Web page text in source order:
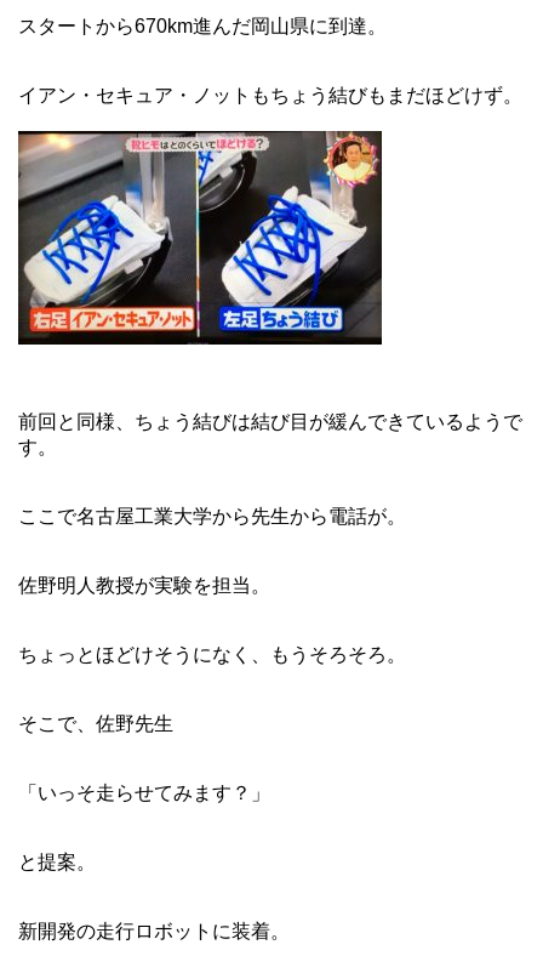
スタートから670km進んだ岡山県に到達。
イアン・セキュア・ノットもちょう結びもまだほどけず。
前回と同様、ちょう結びは結び目が緩んできているようで
す。
ここで名古屋工業大学から先生から電話が。
佐野明人教授が実験を担当。
ちょっとほどけそうになく、もうそろそろ。
そこで、佐野先生
「いっそ走らせてみます？」
と提案。
新開発の走行ロボットに装着。